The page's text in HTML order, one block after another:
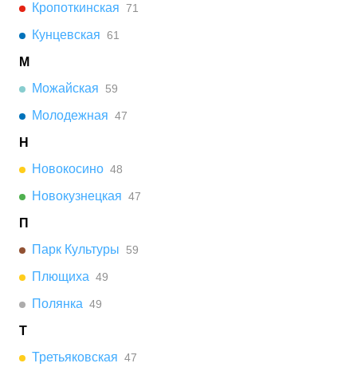
Кропоткинская 71
Кунцевская 61
М
Можайская
59
Молодежная 47
Н
Новокосино 48
Новокузнецкая 47
П
Парк Культуры
59
Плющиха 49
Полянка 49
Т
Третьяковская 47